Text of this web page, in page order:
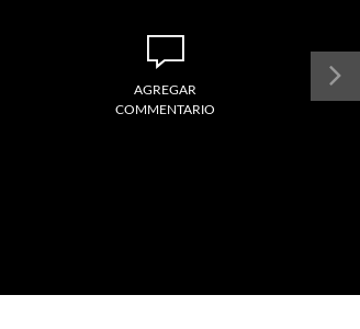
AGREGAR
COMMENTARIO